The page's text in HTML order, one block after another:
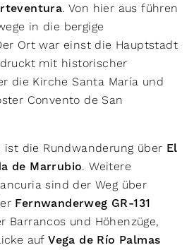
. Von hier aus führen
in die bergige
Ort war einst die Hauptstadt
mit historischer
die Kirche Santa María und
Convento de San
ist die Rundwanderung über El
de Marrubio. Weitere
sind der Weg über
Fernwanderweg GR-131
Barrancos und Höhenzüge,
aufVega de Río Palmas